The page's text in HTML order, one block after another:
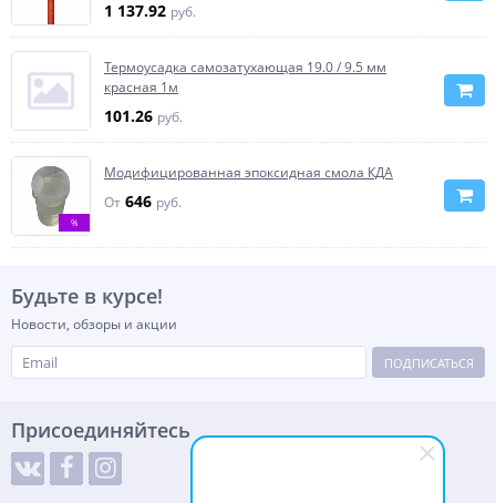
1 137.92 руб.
Термоусадка самозатухающая 19.0 / 9.5 мм
красная 1м
101.26 руб.
%
Модифицированная эпоксидная смола КДА
От 646 руб.
Будьте в курсе!
Новости, обзоры и акции
ПОДПИСАТЬСЯ
Присоединяйтесь